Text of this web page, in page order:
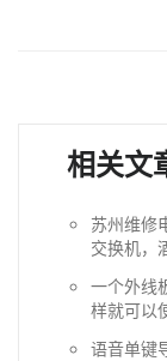
相关文
苏州维修
交换机，
一个外线
样就可以
语音单键